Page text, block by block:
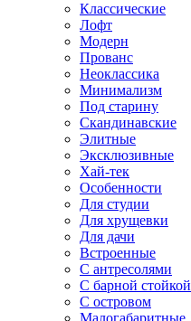
Классические
Лофт
Модерн
Прованс
Неоклассика
Минимализм
Под старину
Скандинавские
Элитные
Эксклюзивные
Хай-тек
Особенности
Для студии
Для хрущевки
Для дачи
Встроенные
С антресолями
С барной стойкой
С островом
Малогабаритные